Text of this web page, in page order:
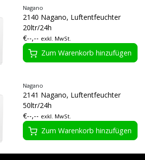
Nagano
2140 Nagano, Luftentfeuchter
20ltr/24h
€--,-- exkl. MwSt.
Zum Warenkorb hinzufügen
Nagano
2141 Nagano, Luftentfeuchter
50ltr/24h
€--,-- exkl. MwSt.
Zum Warenkorb hinzufügen